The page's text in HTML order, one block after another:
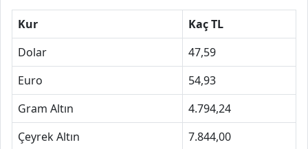
Kur
Kaç TL
Dolar
47,59
Euro
54,93
Gram Altın
4.794,24
Çeyrek Altın
7.844,00